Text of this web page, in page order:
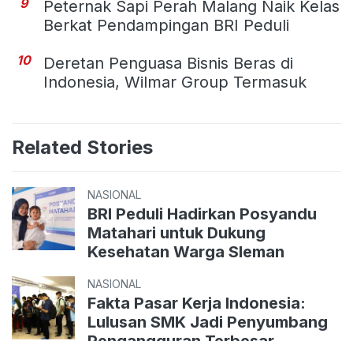
9
Peternak Sapi Perah Malang Naik Kelas
Berkat Pendampingan BRI Peduli
10
Deretan Penguasa Bisnis Beras di
Indonesia, Wilmar Group Termasuk
Related Stories
NASIONAL
BRI Peduli Hadirkan Posyandu
Matahari untuk Dukung
Kesehatan Warga Sleman
NASIONAL
Fakta Pasar Kerja Indonesia:
Lulusan SMK Jadi Penyumbang